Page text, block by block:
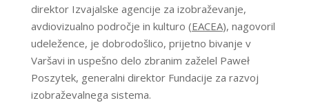
direktor Izvajalske agencije za izobraževanje,
avdiovizualno področje in kulturo (EACEA), nagovoril
udeležence, je dobrodošlico, prijetno bivanje v
Varšavi in uspešno delo zbranim zaželel Paweł
Poszytek, generalni direktor Fundacije za razvoj
izobraževalnega sistema.